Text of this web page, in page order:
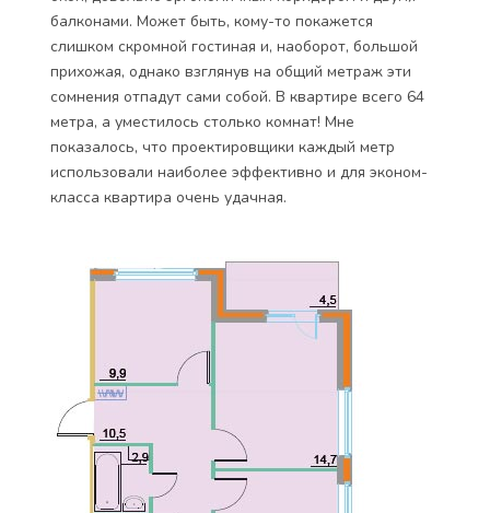
балконами. Может быть, кому-то покажется
слишком скромной гостиная и, наоборот, большой
прихожая, однако взглянув на общий метраж эти
сомнения отпадут сами собой. В квартире всего 64
метра, а уместилось столько комнат! Мне
показалось, что проектировщики каждый метр
использовали наиболее эффективно и для эконом-
класса квартира очень удачная.